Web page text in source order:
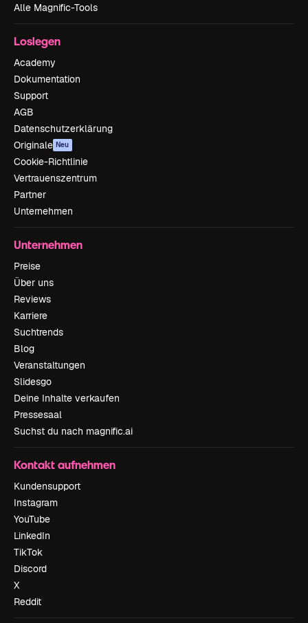
Alle Magnific-Tools
Loslegen
Academy
Dokumentation
Support
AGB
Datenschutzerklärung
Originale Neu
Cookie-Richtlinie
Vertrauenszentrum
Partner
Unternehmen
Unternehmen
Preise
Über uns
Reviews
Karriere
Suchtrends
Blog
Veranstaltungen
Slidesgo
Deine Inhalte verkaufen
Pressesaal
Suchst du nach magnific.ai
Kontakt aufnehmen
Kundensupport
Instagram
YouTube
LinkedIn
TikTok
Discord
X
Reddit